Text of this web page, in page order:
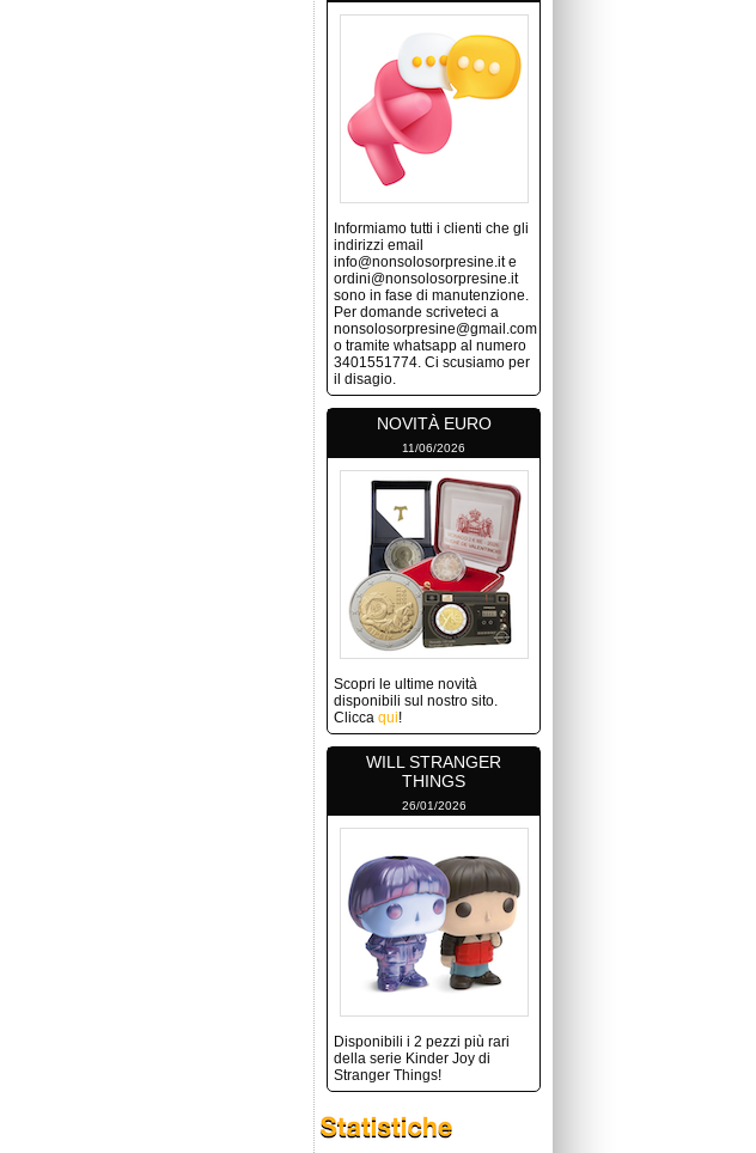
Informiamo tutti i clienti che gli
indirizzi email
info@nonsolosorpresine.it e
ordini@nonsolosorpresine.it
sono in fase di manutenzione.
Per domande scriveteci a
nonsolosorpresine@gmail.com
o tramite whatsapp al numero
3401551774. Ci scusiamo per
il disagio.
NOVITÀ EURO
11/06/2026
Scopri le ultime novità
disponibili sul nostro sito.
Clicca qui!
WILL STRANGER
THINGS
26/01/2026
Disponibili i 2 pezzi più rari
della serie Kinder Joy di
Stranger Things!